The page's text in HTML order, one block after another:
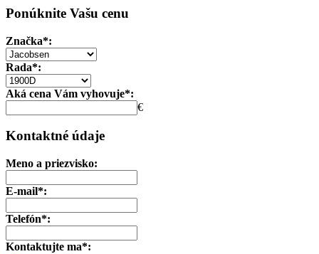
Ponúknite Vašu cenu
Značka*:
Rada*:
Aká cena Vám vyhovuje*:
€
Kontaktné údaje
Meno a priezvisko:
E-mail*:
Telefón*:
Kontaktujte ma*: